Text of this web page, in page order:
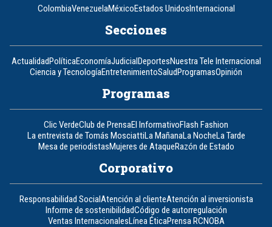
ColombiaVenezuelaMéxicoEstados UnidosInternacional
Secciones
ActualidadPolíticaEconomíaJudicialDeportesNuestra Tele Internacional
Ciencia y TecnologíaEntretenimientoSaludProgramasOpinión
Programas
Clic VerdeClub de PrensaEl InformativoFlash Fashion
La entrevista de Tomás MosciattiLa MañanaLa NocheLa Tarde
Mesa de periodistasMujeres de AtaqueRazón de Estado
Corporativo
Responsabilidad SocialAtención al clienteAtención al inversionista
Informe de sostenibilidadCódigo de autorregulación
Ventas InternacionalesLínea ÉticaPrensa RCNOBA